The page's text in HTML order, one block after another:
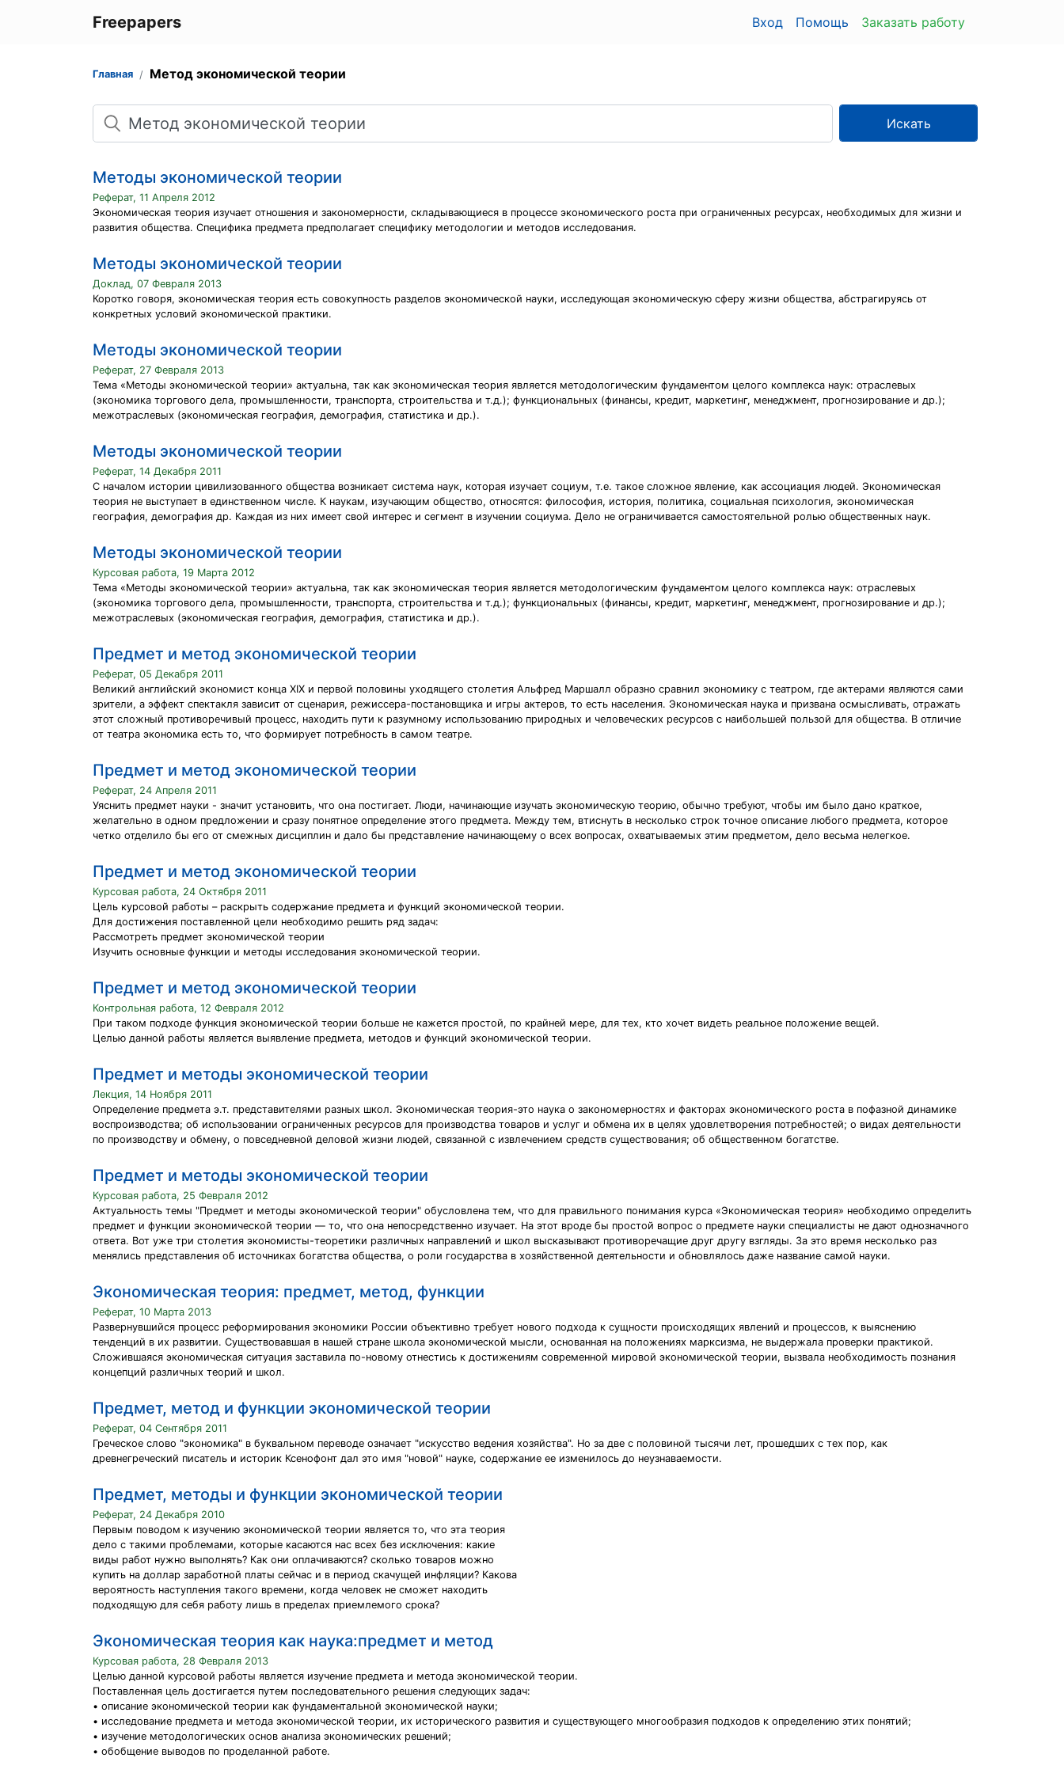
Freepapers Вход Помощь Заказать работу
Главная Метод экономической теории
Поиск
Искать
Методы экономической теории
Реферат, 11 Апреля 2012
Экономическая теория изучает отношения и закономерности, складывающиеся в процессе экономического роста при ограниченных ресурсах, необходимых для жизни и
развития общества. Специфика предмета предполагает специфику методологии и методов исследования.
Методы экономической теории
Доклад, 07 Февраля 2013
Коротко говоря, экономическая теория есть совокупность разделов экономической науки, исследующая экономическую сферу жизни общества, абстрагируясь от
конкретных условий экономической практики.
Методы экономической теории
Реферат, 27 Февраля 2013
Тема «Методы экономической теории» актуальна, так как экономическая теория является методологическим фундаментом целого комплекса наук: отраслевых
(экономика торгового дела, промышленности, транспорта, строительства и т.д.); функциональных (финансы, кредит, маркетинг, менеджмент, прогнозирование и др.);
межотраслевых (экономическая география, демография, статистика и др.).
Методы экономической теории
Реферат, 14 Декабря 2011
С началом истории цивилизованного общества возникает система наук, которая изучает социум, т.е. такое сложное явление, как ассоциация людей. Экономическая
теория не выступает в единственном числе. К наукам, изучающим общество, относятся: философия, история, политика, социальная психология, экономическая
география, демография др. Каждая из них имеет свой интерес и сегмент в изучении социума. Дело не ограничивается самостоятельной ролью общественных наук.
Методы экономической теории
Курсовая работа, 19 Марта 2012
Тема «Методы экономической теории» актуальна, так как экономическая теория является методологическим фундаментом целого комплекса наук: отраслевых
(экономика торгового дела, промышленности, транспорта, строительства и т.д.); функциональных (финансы, кредит, маркетинг, менеджмент, прогнозирование и др.);
межотраслевых (экономическая география, демография, статистика и др.).
Предмет и метод экономической теории
Реферат, 05 Декабря 2011
Великий английский экономист конца XIX и первой половины уходящего столетия Альфред Маршалл образно сравнил экономику с театром, где актерами являются сами
зрители, а эффект спектакля зависит от сценария, режиссера-постановщика и игры актеров, то есть населения. Экономическая наука и призвана осмысливать, отражать
этот сложный противоречивый процесс, находить пути к разумному использованию природных и человеческих ресурсов с наибольшей пользой для общества. В отличие
от театра экономика есть то, что формирует потребность в самом театре.
Предмет и метод экономической теории
Реферат, 24 Апреля 2011
Уяснить предмет науки - значит установить, что она постигает. Люди, начинающие изучать экономическую теорию, обычно требуют, чтобы им было дано краткое,
желательно в одном предложении и сразу понятное определение этого предмета. Между тем, втиснуть в несколько строк точное описание любого предмета, которое
четко отделило бы его от смежных дисциплин и дало бы представление начинающему о всех вопросах, охватываемых этим предметом, дело весьма нелегкое.
Предмет и метод экономической теории
Курсовая работа, 24 Октября 2011
Цель курсовой работы – раскрыть содержание предмета и функций экономической теории.
Для достижения поставленной цели необходимо решить ряд задач:
Рассмотреть предмет экономической теории
Изучить основные функции и методы исследования экономической теории.
Предмет и метод экономической теории
Контрольная работа, 12 Февраля 2012
При таком подходе функция экономической теории больше не кажется простой, по крайней мере, для тех, кто хочет видеть реальное положение вещей.
Целью данной работы является выявление предмета, методов и функций экономической теории.
Предмет и методы экономической теории
Лекция, 14 Ноября 2011
Определение предмета э.т. представителями разных школ. Экономическая теория-это наука о закономерностях и факторах экономического роста в пофазной динамике
воспроизводства; об использовании ограниченных ресурсов для производства товаров и услуг и обмена их в целях удовлетворения потребностей; о видах деятельности
по производству и обмену, о повседневной деловой жизни людей, связанной с извлечением средств существования; об общественном богатстве.
Предмет и методы экономической теории
Курсовая работа, 25 Февраля 2012
Актуальность темы "Предмет и методы экономической теории" обусловлена тем, что для правильного понимания курса «Экономическая теория» необходимо определить
предмет и функции экономической теории — то, что она непосредственно изучает. На этот вроде бы простой вопрос о предмете науки специалисты не дают однозначного
ответа. Вот уже три столетия экономисты-теоретики различных направлений и школ высказывают противоречащие друг другу взгляды. За это время несколько раз
менялись представления об источниках богатства общества, о роли государства в хозяйственной деятельности и обновлялось даже название самой науки.
Экономическая теория: предмет, метод, функции
Реферат, 10 Марта 2013
Развернувшийся процесс реформирования экономики России объективно требует нового подхода к сущности происходящих явлений и процессов, к выяснению
тенденций в их развитии. Существовавшая в нашей стране школа экономической мысли, основанная на положениях марксизма, не выдержала проверки практикой.
Сложившаяся экономическая ситуация заставила по-новому отнестись к достижениям современной мировой экономической теории, вызвала необходимость познания
концепций различных теорий и школ.
Предмет, метод и функции экономической теории
Реферат, 04 Сентября 2011
Греческое слово "экономика" в буквальном переводе означает "искусство ведения хозяйства". Но за две с половиной тысячи лет, прошедших с тех пор, как
древнегреческий писатель и историк Ксенофонт дал это имя "новой" науке, содержание ее изменилось до неузнаваемости.
Предмет, методы и функции экономической теории
Реферат, 24 Декабря 2010
Первым поводом к изучению экономической теории является то, что эта теория
дело с такими проблемами, которые касаются нас всех без исключения: какие
виды работ нужно выполнять? Как они оплачиваются? сколько товаров можно
купить на доллар заработной платы сейчас и в период скачущей инфляции? Какова
вероятность наступления такого времени, когда человек не сможет находить
подходящую для себя работу лишь в пределах приемлемого срока?
Экономическая теория как наука:предмет и метод
Курсовая работа, 28 Февраля 2013
Целью данной курсовой работы является изучение предмета и метода экономической теории.
Поставленная цель достигается путем последовательного решения следующих задач:
• описание экономической теории как фундаментальной экономической науки;
• исследование предмета и метода экономической теории, их исторического развития и существующего многообразия подходов к определению этих понятий;
• изучение методологических основ анализа экономических решений;
• обобщение выводов по проделанной работе.